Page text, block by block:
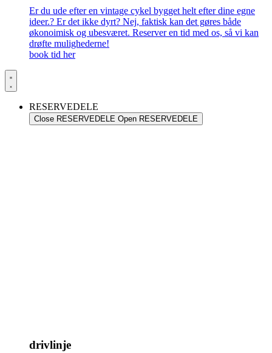
Er du ude efter en vintage cykel bygget helt efter dine egne
ideer.? Er det ikke dyrt? Nej, faktisk kan det gøres både
økonoimisk og ubesværet. Reserver en tid med os, så vi kan
drøfte mulighederne!
book tid her
RESERVEDELE
Close RESERVEDELE Open RESERVEDELE
drivlinje